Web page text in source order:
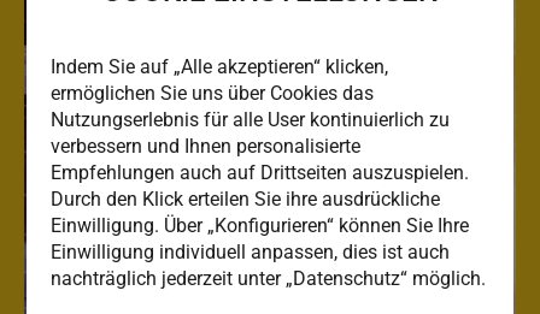
Indem Sie auf „Alle akzeptieren“ klicken,
ermöglichen Sie uns über Cookies das
Nutzungserlebnis für alle User kontinuierlich zu
verbessern und Ihnen personalisierte
Empfehlungen auch auf Drittseiten auszuspielen.
Durch den Klick erteilen Sie ihre ausdrückliche
Einwilligung. Über „Konfigurieren“ können Sie Ihre
Einwilligung individuell anpassen, dies ist auch
nachträglich jederzeit unter „Datenschutz“ möglich.